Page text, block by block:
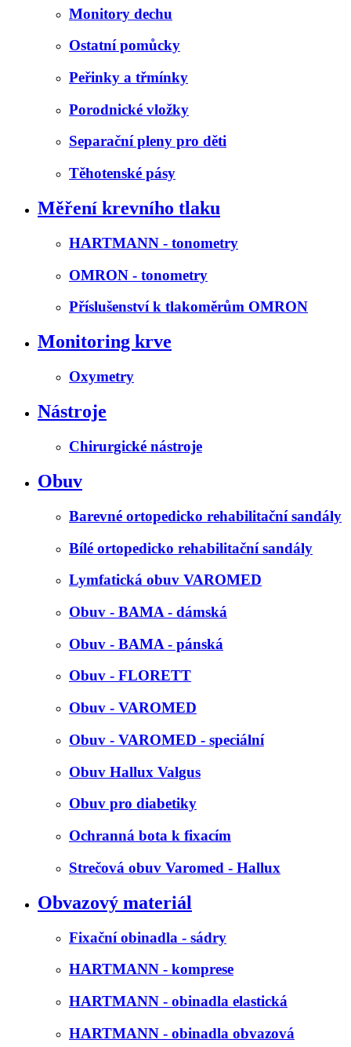
Monitory dechu
Ostatní pomůcky
Peřinky a třmínky
Porodnické vložky
Separační pleny pro děti
Těhotenské pásy
Měření krevního tlaku
HARTMANN - tonometry
OMRON - tonometry
Příslušenství k tlakoměrům OMRON
Monitoring krve
Oxymetry
Nástroje
Chirurgické nástroje
Obuv
Barevné ortopedicko rehabilitační sandály
Bílé ortopedicko rehabilitační sandály
Lymfatická obuv VAROMED
Obuv - BAMA - dámská
Obuv - BAMA - pánská
Obuv - FLORETT
Obuv - VAROMED
Obuv - VAROMED - speciální
Obuv Hallux Valgus
Obuv pro diabetiky
Ochranná bota k fixacím
Strečová obuv Varomed - Hallux
Obvazový materiál
Fixační obinadla - sádry
HARTMANN - komprese
HARTMANN - obinadla elastická
HARTMANN - obinadla obvazová